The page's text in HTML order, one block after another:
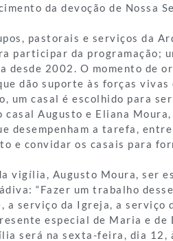
da devoção de Nossa
pastorais e serviços da
participar da programação;
desde 2002. O momento de
dão suporte às forças vivas
um casal é escolhido para
casal Augusto e Eliana
desempenham a tarefa,
e convidar os casais para
vigília, Augusto Moura, ser
“Fazer um trabalho
a serviço da Igreja, a serviço
especial de Maria e de
será na sexta-feira, dia 12,